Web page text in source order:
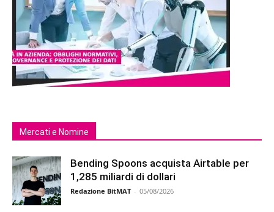
Mercati e Nomine
Bending Spoons acquista Airtable per
1,285 miliardi di dollari
Redazione BitMAT - 05/08/2026